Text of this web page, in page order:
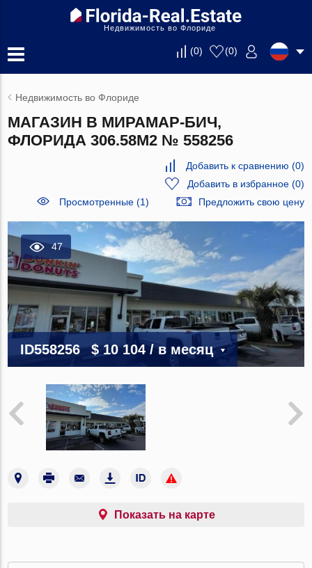
Недвижимость во Флориде
(0) (0)
Недвижимость во Флориде
МАГАЗИН В МИРАМАР-БИЧ,
ФЛОРИДА 306.58М2 № 558256
Добавить к сравнению (0)
Добавить в избранное(0)
Просмотренные (1)
Предложить свою цену
47
ID558256 $ 10 104/ в месяц
Показать на карте